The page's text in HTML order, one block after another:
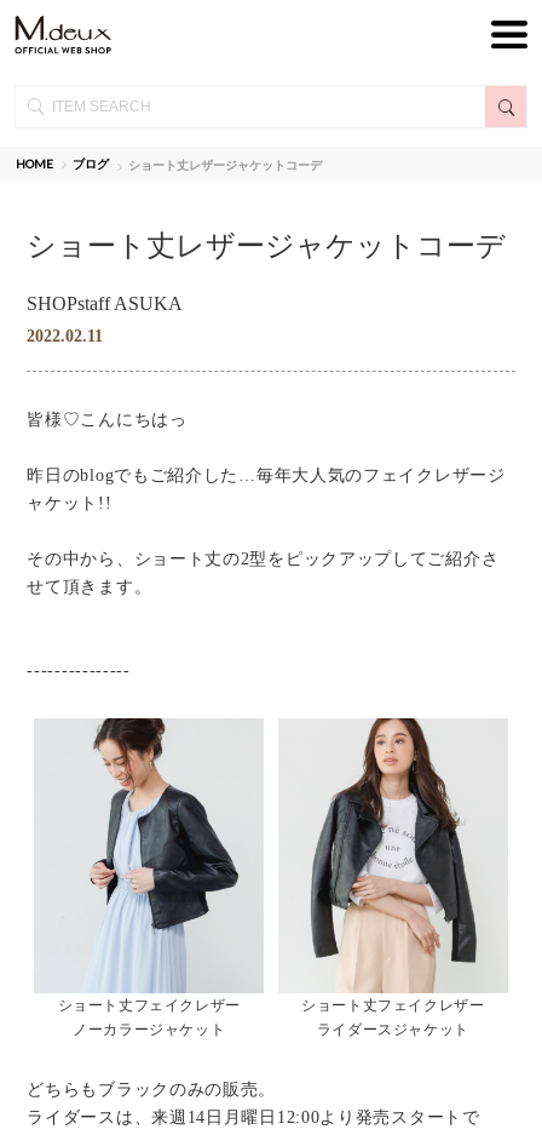
HOME ブログ ショート丈レザージャケットコーデ
ショート丈レザージャケットコーデ
SHOPstaff ASUKA
2022.02.11
皆様♡こんにちはっ
昨日のblogでもご紹介した…毎年大人気のフェイクレザージ
ャケット!!
その中から、ショート丈の2型をピックアップしてご紹介さ
せて頂きます。
---------------
ショート丈フェイクレザー
ノーカラージャケット
ショート丈フェイクレザー
ライダースジャケット
どちらもブラックのみの販売。
ライダースは、来週14日月曜日12:00より発売スタートで